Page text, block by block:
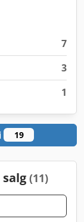
7
3
1
19
(11)